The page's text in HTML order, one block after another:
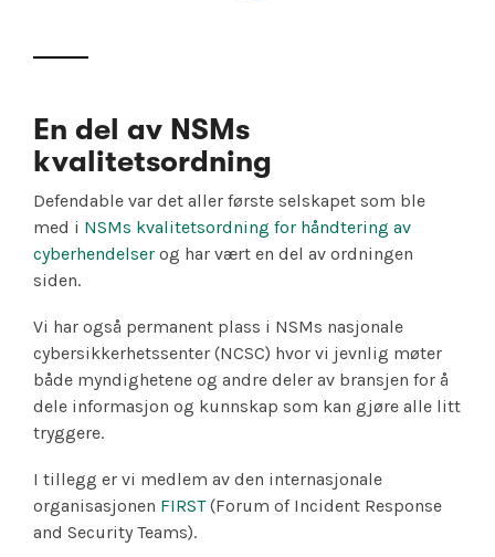
En del av NSMs
kvalitetsordning
Defendable var det aller første selskapet som ble
med i NSMs kvalitetsordning for håndtering av
cyberhendelser og har vært en del av ordningen
siden.
Vi har også permanent plass i NSMs nasjonale
cybersikkerhetssenter (NCSC) hvor vi jevnlig møter
både myndighetene og andre deler av bransjen for å
dele informasjon og kunnskap som kan gjøre alle litt
tryggere.
I tillegg er vi medlem av den internasjonale
organisasjonen FIRST(Forum of Incident Response
and Security Teams).